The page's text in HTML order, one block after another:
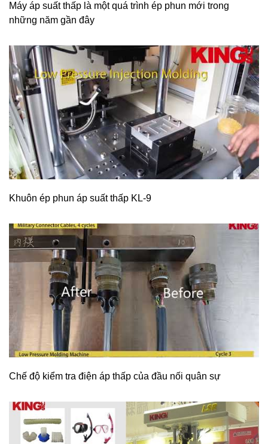
Máy áp suất thấp là một quá trình ép phun mới trong
những năm gần đây
Khuôn ép phun áp suất thấp KL-9
Chế độ kiểm tra điện áp thấp của đầu nối quân sự